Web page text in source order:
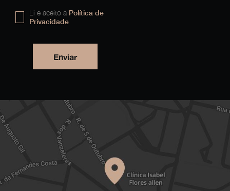
Li e aceito a Política de
Privacidade
Enviar